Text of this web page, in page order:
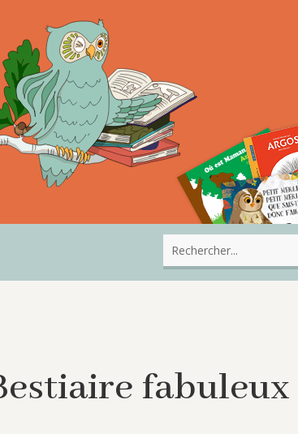
fabuleux